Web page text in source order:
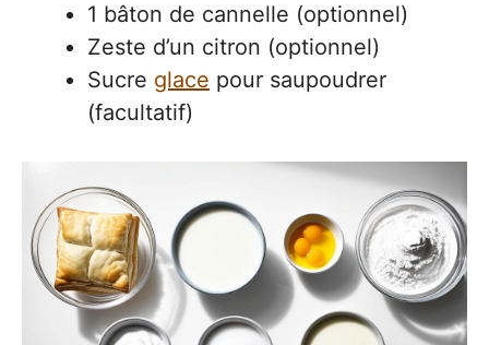
1 bâton de cannelle (optionnel)
Zeste d’un citron (optionnel)
Sucre glace pour saupoudrer
(facultatif)